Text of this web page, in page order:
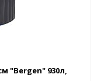
"Bergen" 930л,